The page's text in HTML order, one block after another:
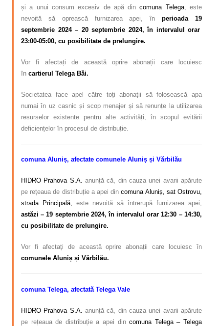
și a unui consum excesiv de apă dincomuna Telega, este
nevoită să oprească furnizarea apei, înperioada 19
septembrie 2024 – 20 septembrie 2024, în intervalul orar
23:00-05:00, cu posibilitate de prelungire.
Vor fi afectați de această oprire abonații care locuiesc
în cartierul Telega Băi.
Societatea face apel către toți abonații să folosească apa
numai în uz casnic și scop menajer și să renunțe la utilizarea
resurselor existente pentru alte activități, în scopul evitării
deficiențelor în procesul de distribuție.
comuna Aluniș, afectate comunele Aluniș și Vărbilău
HIDRO Prahova S.A. anunță că, din cauza unei avarii apărute
pe rețeaua de distribuție a apei dincomuna Aluniș, sat Ostrovu,
strada Principală, este nevoită să întrerupă furnizarea apei,
astăzi – 19 septembrie 2024, în intervalul orar 12:30 – 14:30,
cu posibilitate de prelungire.
Vor fi afectați de această oprire abonații care locuiesc în
comunele Aluniș și Vărbilău.
comuna Telega, afectată Telega Vale
HIDRO Prahova S.A. anunță că, din cauza unei avarii apărute
pe rețeaua de distribuție a apei dincomuna Telega – Telega